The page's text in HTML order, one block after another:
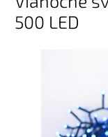
500 LED